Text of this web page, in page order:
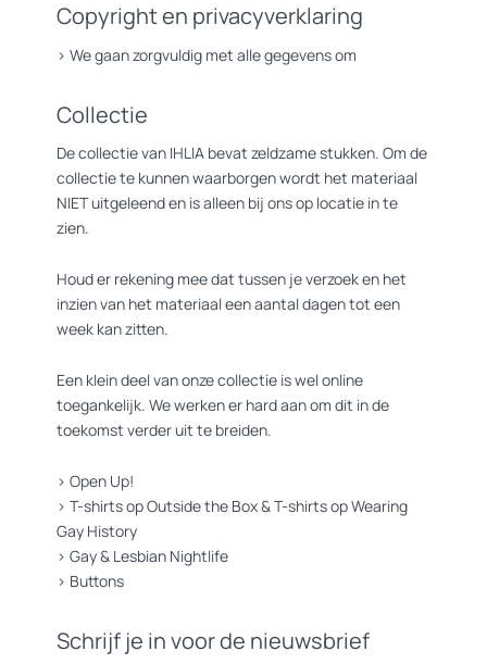
Copyright en privacyverklaring
> We gaan zorgvuldig met alle gegevens om
Collectie
De collectie van IHLIA bevat zeldzame stukken. Om de
collectie te kunnen waarborgen wordt het materiaal
NIET uitgeleend en is alleen bij ons op locatie in te
zien.
Houd er rekening mee dat tussen je verzoek en het
inzien van het materiaal een aantal dagen tot een
week kan zitten.
Een klein deel van onze collectie is wel online
toegankelijk. We werken er hard aan om dit in de
toekomst verder uit te breiden.
> Open Up!
> T-shirts op Outside the Box&T-shirts op Wearing
Gay History
> Gay & Lesbian Nightlife
> Buttons
Schrijf je in voor de nieuwsbrief